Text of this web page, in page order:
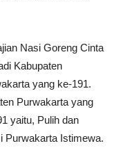
Nasi Goreng Cinta
Kabupaten
yang ke-191.
Purwakarta yang
yaitu, Pulih dan
Purwakarta Istimewa.